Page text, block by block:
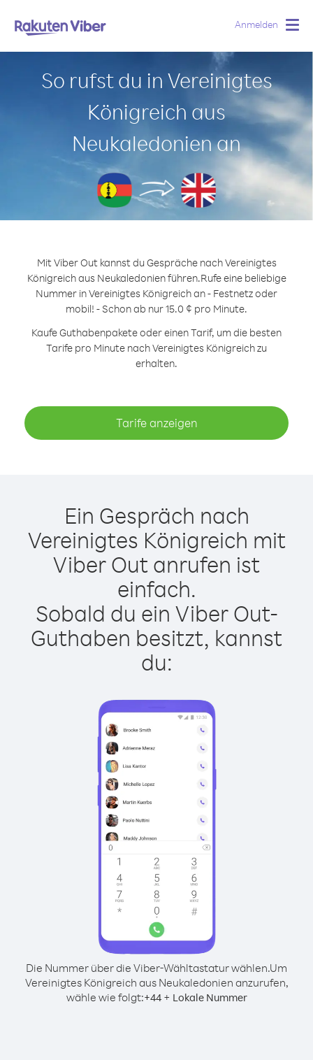
Anmelden
So rufst du in Vereinigtes
Königreich aus
Neukaledonien an
Mit Viber Out kannst du Gespräche nach Vereinigtes
Königreich aus Neukaledonien führen.Rufe eine beliebige
Nummer in Vereinigtes Königreich an - Festnetz oder
mobil! - Schon ab nur 15.0 ¢ pro Minute.
Kaufe Guthabenpakete oder einen Tarif, um die besten
Tarife pro Minute nach Vereinigtes Königreich zu
erhalten.
Tarife anzeigen
Ein Gespräch nach
Vereinigtes Königreich mit
Viber Out anrufen ist
einfach.
Sobald du ein Viber Out-
Guthaben besitzt, kannst
du:
Die Nummer über die Viber-Wähltastatur wählen.Um
Vereinigtes Königreich aus Neukaledonien anzurufen,
wähle wie folgt:+44+ Lokale Nummer